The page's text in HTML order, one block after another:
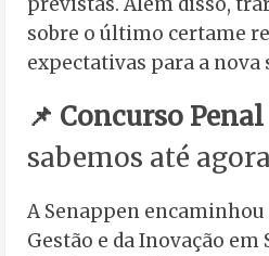
sobre o último certame
expectativas para a nova
📌 Concurso
sabemos até
A Senappen
Gestão e da Inovação em